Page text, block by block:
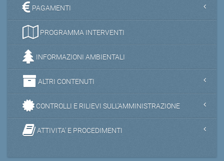
PAGAMENTI
PROGRAMMA INTERVENTI
INFORMAZIONI AMBIENTALI
ALTRI CONTENUTI
CONTROLLI E RILIEVI SULL'AMMINISTRAZIONE
ATTIVITA' E PROCEDIMENTI